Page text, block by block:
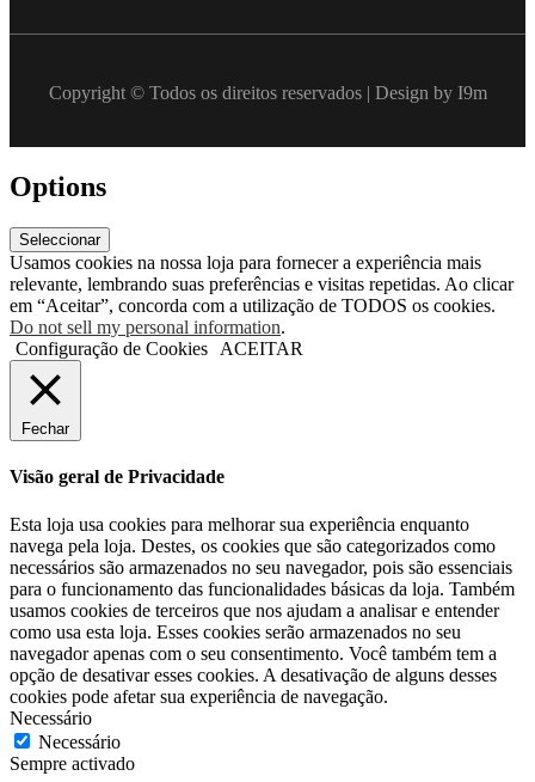
Copyright © Todos os direitos reservados | Design by I9m
Options
Seleccionar
Usamos cookies na nossa loja para fornecer a experiência mais
relevante, lembrando suas preferências e visitas repetidas. Ao clicar
em “Aceitar”, concorda com a utilização de TODOS os cookies.
Do not sell my personal information.
Configuração de Cookies
ACEITAR
Fechar
Visão geral de Privacidade
Esta loja usa cookies para melhorar sua experiência enquanto
navega pela loja. Destes, os cookies que são categorizados como
necessários são armazenados no seu navegador, pois são essenciais
para o funcionamento das funcionalidades básicas da loja. Também
usamos cookies de terceiros que nos ajudam a analisar e entender
como usa esta loja. Esses cookies serão armazenados no seu
navegador apenas com o seu consentimento. Você também tem a
opção de desativar esses cookies. A desativação de alguns desses
cookies pode afetar sua experiência de navegação.
Necessário
Necessário
Sempre activado